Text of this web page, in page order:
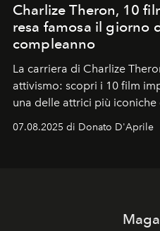
Charlize Theron, 10
resa famosa il giorno
compleanno
La carriera di Charlize
attivismo: scopri i 10 film
una delle attrici più
07.08.2025 di Donato D'Aprile